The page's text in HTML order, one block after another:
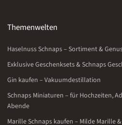
Themenwelten
Haselnuss Schnaps – Sortiment &
Exklusive Geschenksets & Schnaps
Gin kaufen – Vakuumdestillation
Schnaps Miniaturen – für Hochzeiten,
Abende
Marille Schnaps kaufen – Milde Marille